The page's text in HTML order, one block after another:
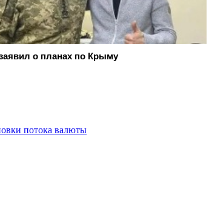
о планах по Крыму
потока валюты